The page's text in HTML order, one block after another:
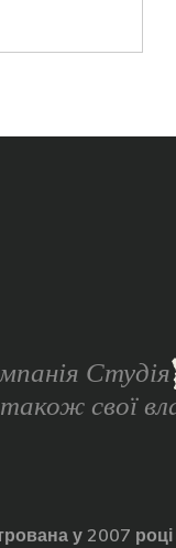
Студія
свої
у 2007